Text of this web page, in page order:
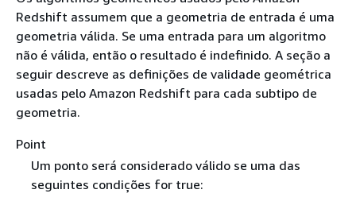
Redshift assumem que a geometria de entrada é uma
geometria válida. Se uma entrada para um algoritmo
não é válida, então o resultado é indefinido. A seção a
seguir descreve as definições de validade geométrica
usadas pelo Amazon Redshift para cada subtipo de
geometria.
Point
Um ponto será considerado válido se uma das
seguintes condições for true: